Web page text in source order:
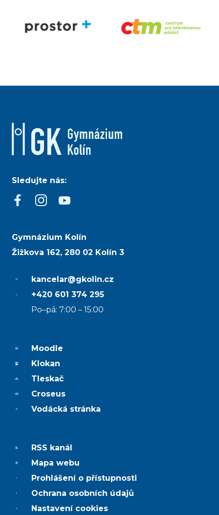
Sledujte nás:
Gymnázium Kolín
Žižkova 162, 280 02 Kolín 3
kancelar@gkolin.cz
+420 601 374 295
Po–pá: 7:00 – 15:00
Moodle
Klokan
Tleskač
Croseus
Vodácká stránka
RSS kanál
Mapa webu
Prohlášení o přístupnosti
Ochrana osobních údajů
Nastavení cookies